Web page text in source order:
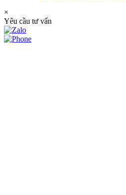
×
Yêu cầu tư vấn